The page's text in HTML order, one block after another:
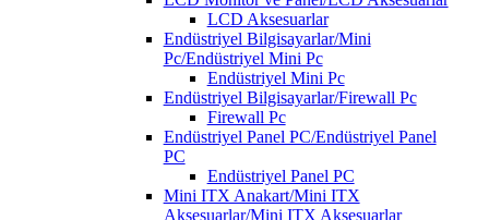
LCD Aksesuarlar
Endüstriyel Bilgisayarlar/Mini
Pc/Endüstriyel Mini Pc
Endüstriyel Mini Pc
Endüstriyel Bilgisayarlar/Firewall Pc
Firewall Pc
Endüstriyel Panel PC/Endüstriyel Panel
PC
Endüstriyel Panel PC
Mini ITX Anakart/Mini ITX
Aksesuarlar/Mini ITX Aksesuarlar